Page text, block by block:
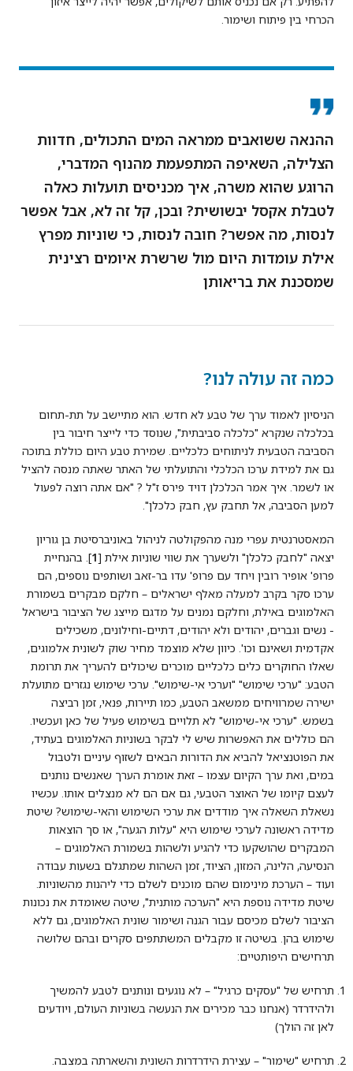
הכרחי בין פיתוח ושימור.
ההנאה ששואבים ממראה המים התכולים, חדוות
הצלילה, השאיפה המתפעמת מהנוף המדברי,
הרוגע שהוא משרה, איך מכניסים תועלות כאלה
לטבלת אקסל יבשושית? ובכן, קל זה לא, אבל אפשר
לנסות, מה אפשר? חובה לנסות, כי שוניות מפרץ
אילת עומדות היום מול שרשרת איומים רצינית
שמסכנת את בריאותן
כמה זה עולה לנו?
הניסיון לאמוד ערך של טבע לא חדש. הוא מתיישב על תת-תחום
בכלכלה שנקרא "כלכלה סביבתית", שנוסד כדי לייצר חיבור בין
הסביבה הטבעית לניתוחים כלכליים. שמירת טבע היום כוללת בתוכה
גם את למידת ערכו הכלכלי והתועלתי של האתר שאתה מנסה להציל
או לשמר. איך אמר הכלכלן דויד פירס ז"ל ? "אם אתה רוצה לפעול
למען הסביבה, אל תחבק עץ, חבק כלכלן".
המאסטרנטית עפרי מנה מהפקולטה לניהול באוניברסיטת בן גוריון
יצאה "לחבק כלכלן" ולשערך את שווי שוניות אילת [1]. בהנחיית
פרופ' אופיר רובין ויחד עם פרופ' עדו בר-זאב ושותפים נוספים, הם
ערכו סקר בקרב למעלה מאלף ישראלים – חלקם מבקרים בשמורת
האלמוגים באילת, וחלקם נמנים על מדגם מייצג של הציבור בישראל
- נשים וגברים, יהודים ולא יהודים, דתיים-וחילונים, משכילים
אקדמית ושאינם וכו'. כיוון שלא מוצמד מחיר שוק לשונית אלמוגים,
שאלו החוקרים כלים כלכליים מוכרים שיכולים להעריך את תרומת
הטבע: "ערכי שימוש" "וערכי אי-שימוש". ערכי שימוש נגזרים מתועלת
ישירה שמרוויחים ממשאב הטבע, כמו תיירות, פנאי, זמן רביצה
בשמש. "ערכי אי-שימוש" לא תלויים בשימוש פעיל של כאן ועכשיו.
הם כוללים את האפשרות שיש לי לבקר בשוניות האלמוגים בעתיד,
את הפוטנציאל להביא את הדורות הבאים לשזוף עיניים ולטבול
במים, ואת ערך הקיום עצמו – זאת אומרת הערך שאנשים נותנים
לעצם קיומו של האוצר הטבעי, גם אם הם לא מנצלים אותו. עכשיו
נשאלת השאלה איך מודדים את ערכי השימוש והאי-שימוש? שיטת
מדידה ראשונה לערכי שימוש היא "עלות הגעה", או סך הוצאות
המבקרים שהושקעו כדי להגיע ולשהות בשמורת האלמוגים –
הנסיעה, הלינה, המזון, הציוד, זמן השהות שמתגלם בשעות עבודה
ועוד – הערכת מינימום שהם מוכנים לשלם כדי ליהנות מהשוניות.
שיטת מדידה נוספת היא "הערכה מותנית", שיטה שאומדת את נכונות
הציבור לשלם מכיסם עבור הגנה ושימור שונית האלמוגים, גם ללא
שימוש בהן. בשיטה זו מקבלים המשתתפים סקרים ובהם שלושה
תרחישים היפותטיים:
תרחיש של "עסקים כרגיל" – לא נוגעים ונותנים לטבע להמשיך
ולהידרדר (אנחנו כבר מכירים את הנעשה בשוניות העולם, ויודעים
לאן זה הולך)
תרחיש "שימור" – עצירת הידרדרות השונית והשארתה במצבה.